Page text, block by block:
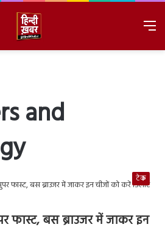
and
टेक
फास्ट, बस ब्राउजर में जाकर इन